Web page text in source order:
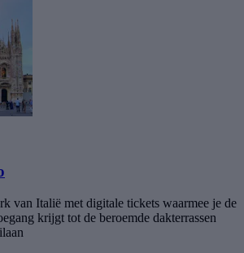
van Italië met digitale tickets waarmee je de
krijgt tot de beroemde dakterrassen